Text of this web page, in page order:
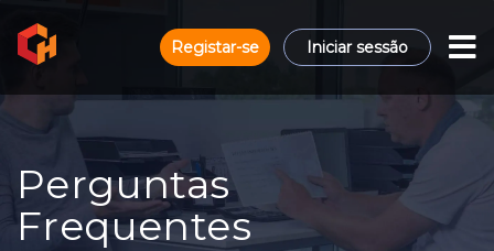
Registar-se Iniciar sessão
Perguntas
Frequentes